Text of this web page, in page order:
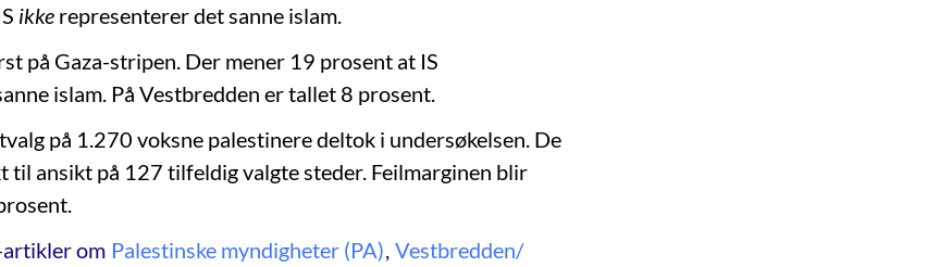
ikke representerer det sanne islam.
på Gaza-stripen. Der mener 19 prosent at IS
islam. På Vestbredden er tallet 8 prosent.
på 1.270 voksne palestinere deltok i undersøkelsen. De
til ansikt på 127 tilfeldig valgte steder. Feilmarginen blir
artikler om Palestinske myndigheter (PA), Vestbredden/